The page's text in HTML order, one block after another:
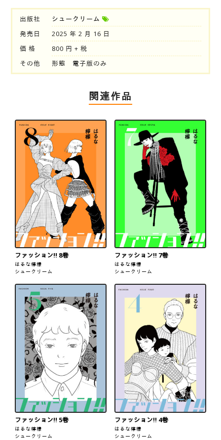
出版社
シュークリーム
発売日
2025 年 2 月 16 日
価 格
800 円 + 税
その他
形態 電子版のみ
関連作品
ファッション!! 8巻
はるな檸檬
シュークリーム
ファッション!! 7巻
はるな檸檬
シュークリーム
ファッション!! 5巻
はるな檸檬
シュークリーム
ファッション!! 4巻
はるな檸檬
シュークリーム